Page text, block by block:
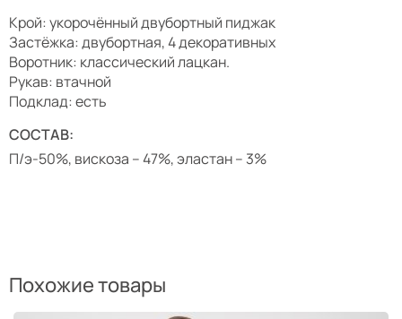
Крой: укорочённый двубортный пиджак
Застёжка: двубортная, 4 декоративных
Воротник: классический лацкан.
Рукав: втачной
Подклад: есть
СОСТАВ:
П/э-50%, вискоза – 47%, эластан – 3%
Похожие товары